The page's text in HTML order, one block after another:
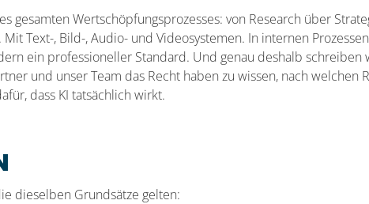
gesamten Wertschöpfungsprozesses: von Research über
Text-, Bild-, Audio- und Videosystemen. In internen
ein professioneller Standard. Und genau deshalb schreiben
und unser Team das Recht haben zu wissen, nach welchen
dass KI tatsächlich wirkt.
dieselben Grundsätze gelten: